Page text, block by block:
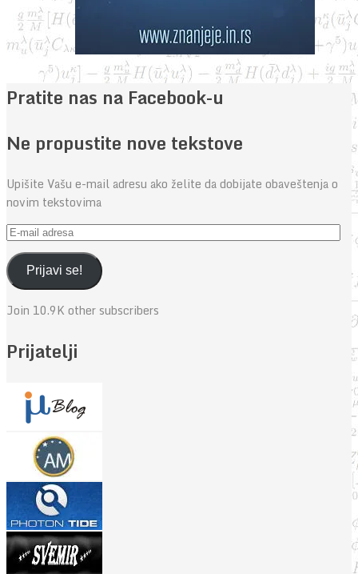
Pratite nas na Facebook-u
Ne propustite nove tekstove
Upišite Vašu e-mail adresu ako želite da dobijate obaveštenja o
novim tekstovima
E-
mail
adresaPrijavi se!
Join 10.9K other subscribers
Prijatelji